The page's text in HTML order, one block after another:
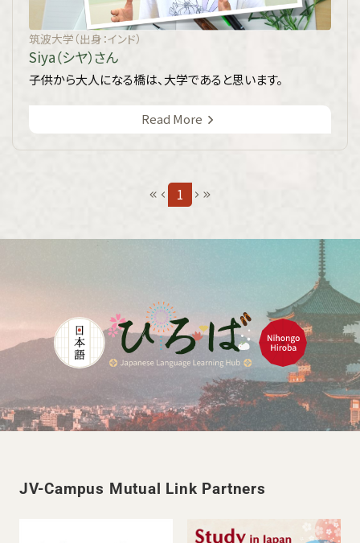
筑波大学（出身：インド）
Siya（シヤ）さん
子供から大人になる橋は、大学であると思います。
Read More
1
JV-Campus Mutual Link Partners